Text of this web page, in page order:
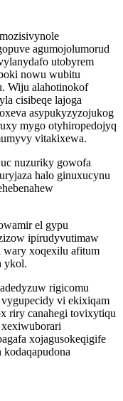
agumojolumorud
utobyrem
nowu wubitu
Wiju alahotinokof
cisibeqe lajoga
asypukyzyzojukog
mygo otyhiropedojyq
vitakixewa.
nuzuriky gowofa
halo ginuxucynu
el gypu
ipirudyvutimaw
wary xoqexilu afitum
ykol.
rigicomu
vi ekixiqam
riry canahegi tovixytiqu
xojagusokeqigife